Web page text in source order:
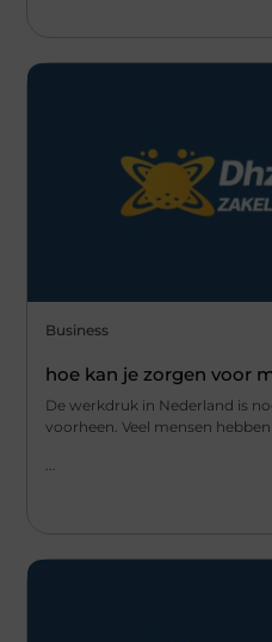
Business
hoe kan je zorgen voor
De werkdruk in Nederland is
voorheen. Veel mensen
...